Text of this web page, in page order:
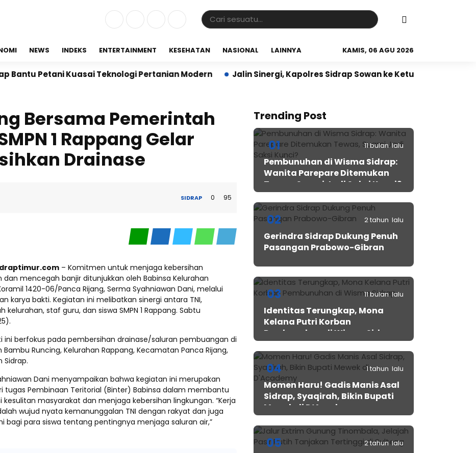
NEWS INDEKS ENTERTAINMENT KESEHATAN NASIONAL LAINNYA KAMIS, 06 AGU 2026
Kuasai Teknologi Pertanian Modern Jalin Sinergi, Kapolres Sidrap Sowan ke Ketua NU Sidrap
Bersama Pemerintah
1 Rappang Gelar
Drainase
SIDRAP 0 95
– Komitmen untuk menjaga kebersihan
dan mencegah banjir ditunjukkan oleh Babinsa Kelurahan
1420-06/Panca Rijang, Serma Syahniawan Dani, melalui
karya bakti. Kegiatan ini melibatkan sinergi antara TNI,
kelurahan, staf guru, dan siswa SMPN 1 Rappang. Sabtu
ini berfokus pada pembersihan drainase/saluran pembuangan di
Bambu Runcing, Kelurahan Rappang, Kecamatan Panca Rijang,
Sidrap.
Dani menyampaikan bahwa kegiatan ini merupakan
tugas Pembinaan Teritorial (Binter) Babinsa dalam membantu
masyarakat dan menjaga kebersihan lingkungan. “Kerja
wujud nyata kemanunggalan TNI dengan rakyat dan juga
bagi para siswa tentang pentingnya menjaga saluran air,”
Trending Post
01 11 bulan lalu
Pembunuhan di Wisma Sidrap:
Wanita Parepare Ditemukan
Tewas, Suami Jadi Saksi Kunci?
02 2 tahun lalu
Gerindra Sidrap Dukung Penuh
Pasangan Prabowo-Gibran
03 11 bulan lalu
Identitas Terungkap, Mona
Kelana Putri Korban
Pembunuhan di Wisma Sidrap
04 1 tahun lalu
Momen Haru! Gadis Manis Asal
Sidrap, Syaqirah, Bikin Bupati
Mewek di D’Academy​
05 2 tahun lalu